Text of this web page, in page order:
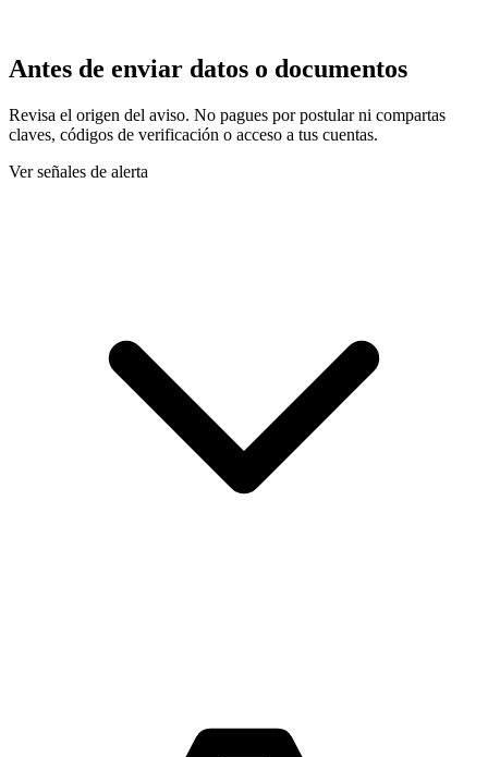
Antes de enviar datos o documentos
Revisa el origen del aviso. No pagues por postular ni compartas
claves, códigos de verificación o acceso a tus cuentas.
Ver señales de alerta